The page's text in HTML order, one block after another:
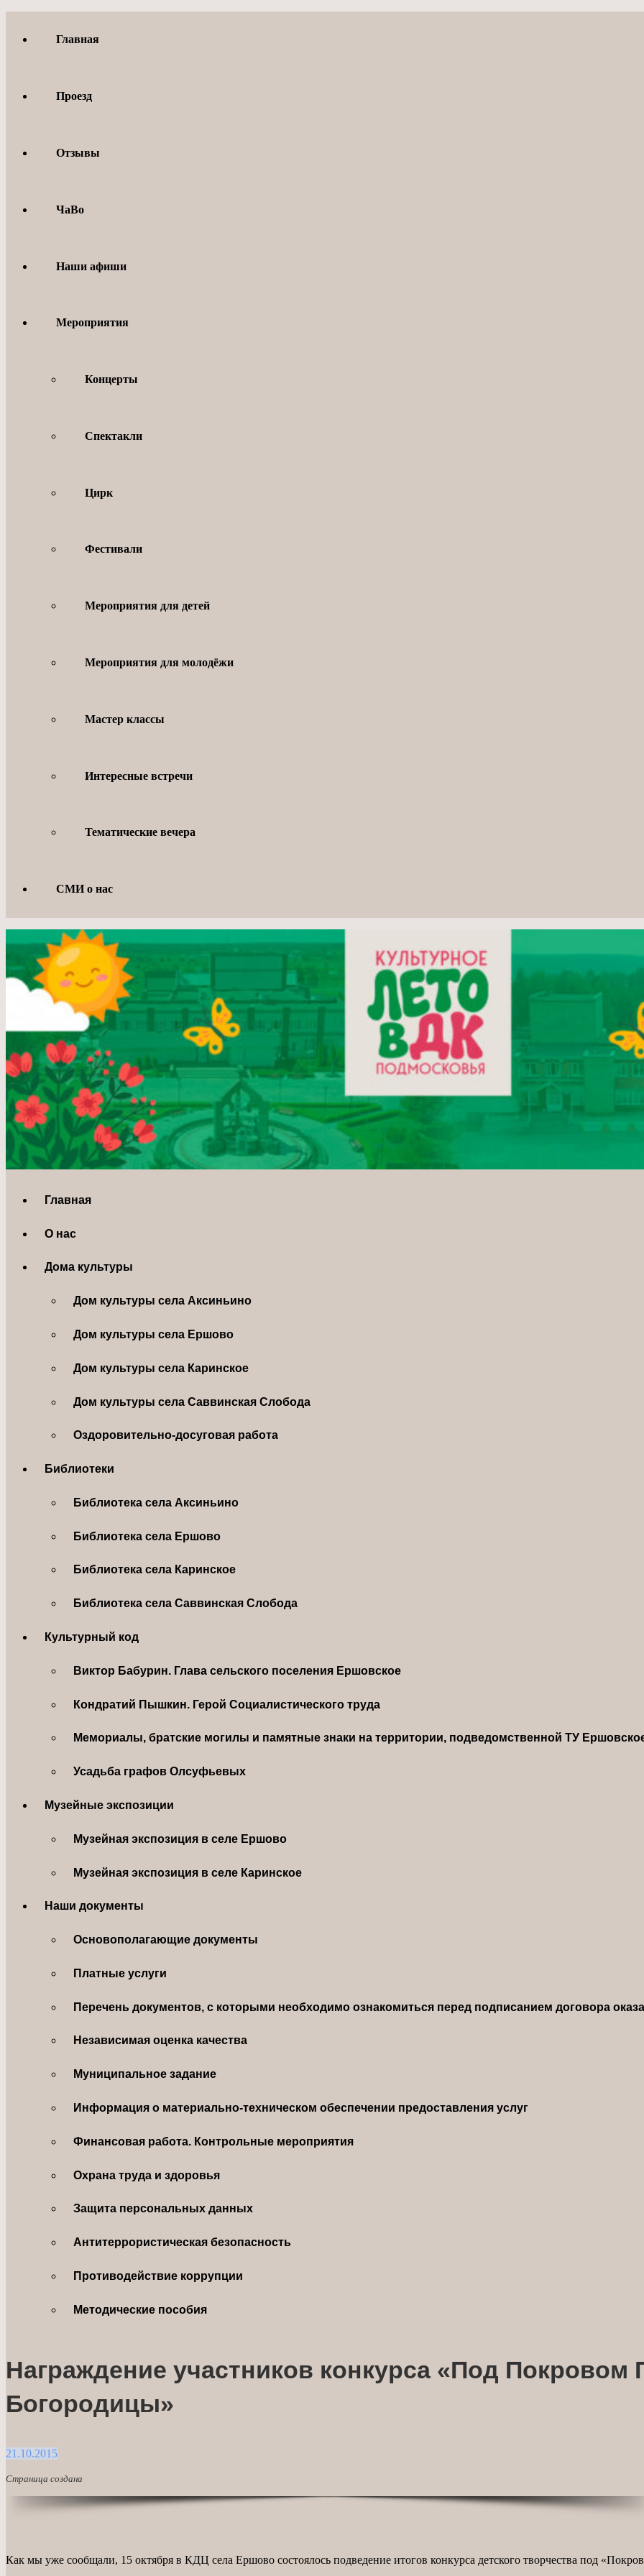
содержимомуГлавная
Проезд
Отзывы
ЧаВо
Наши афиши
Мероприятия
Концерты
Спектакли
Цирк
Фестивали
Мероприятия для детей
Мероприятия для молодёжи
Мастер классы
Интересные встречи
Тематические вечера
СМИ о нас
Главная
О нас
Дома культуры
Дом культуры села Аксиньино
Дом культуры села Ершово
Дом культуры села Каринское
Дом культуры села Саввинская Слобода
Оздоровительно-досуговая работа
Библиотеки
Библиотека села Аксиньино
Библиотека села Ершово
Библиотека села Каринское
Библиотека села Саввинская Слобода
Культурный код
Виктор Бабурин. Глава сельского поселения Ершовское
Кондратий Пышкин. Герой Социалистического труда
Мемориалы, братские могилы и памятные знаки на территории, подведомственной ТУ
Усадьба графов Олсуфьевых
Музейные экспозиции
Музейная экспозиция в селе Ершово
Музейная экспозиция в селе Каринское
Наши документы
Основополагающие документы
Платные услуги
Перечень документов, с которыми необходимо ознакомиться перед подписанием договора
Независимая оценка качества
Муниципальное задание
Информация о материально-техническом обеспечении предоставления услуг
Финансовая работа. Контрольные мероприятия
Охрана труда и здоровья
Защита персональных данных
Антитеррористическая безопасность
Противодействие коррупции
Методические пособия
Награждение участников конкурса «Под Покровом
Богородицы»
21.10.2015
Страница создана
Как мы уже сообщали, 15 октября в КДЦ села Ершово состоялось подведение итогов конкурса детского творчества под